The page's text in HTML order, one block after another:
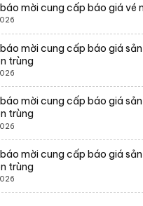
mời cung cấp báo giá vé
mời cung cấp báo giá
trùng
mời cung cấp báo giá
trùng
mời cung cấp báo giá
trùng